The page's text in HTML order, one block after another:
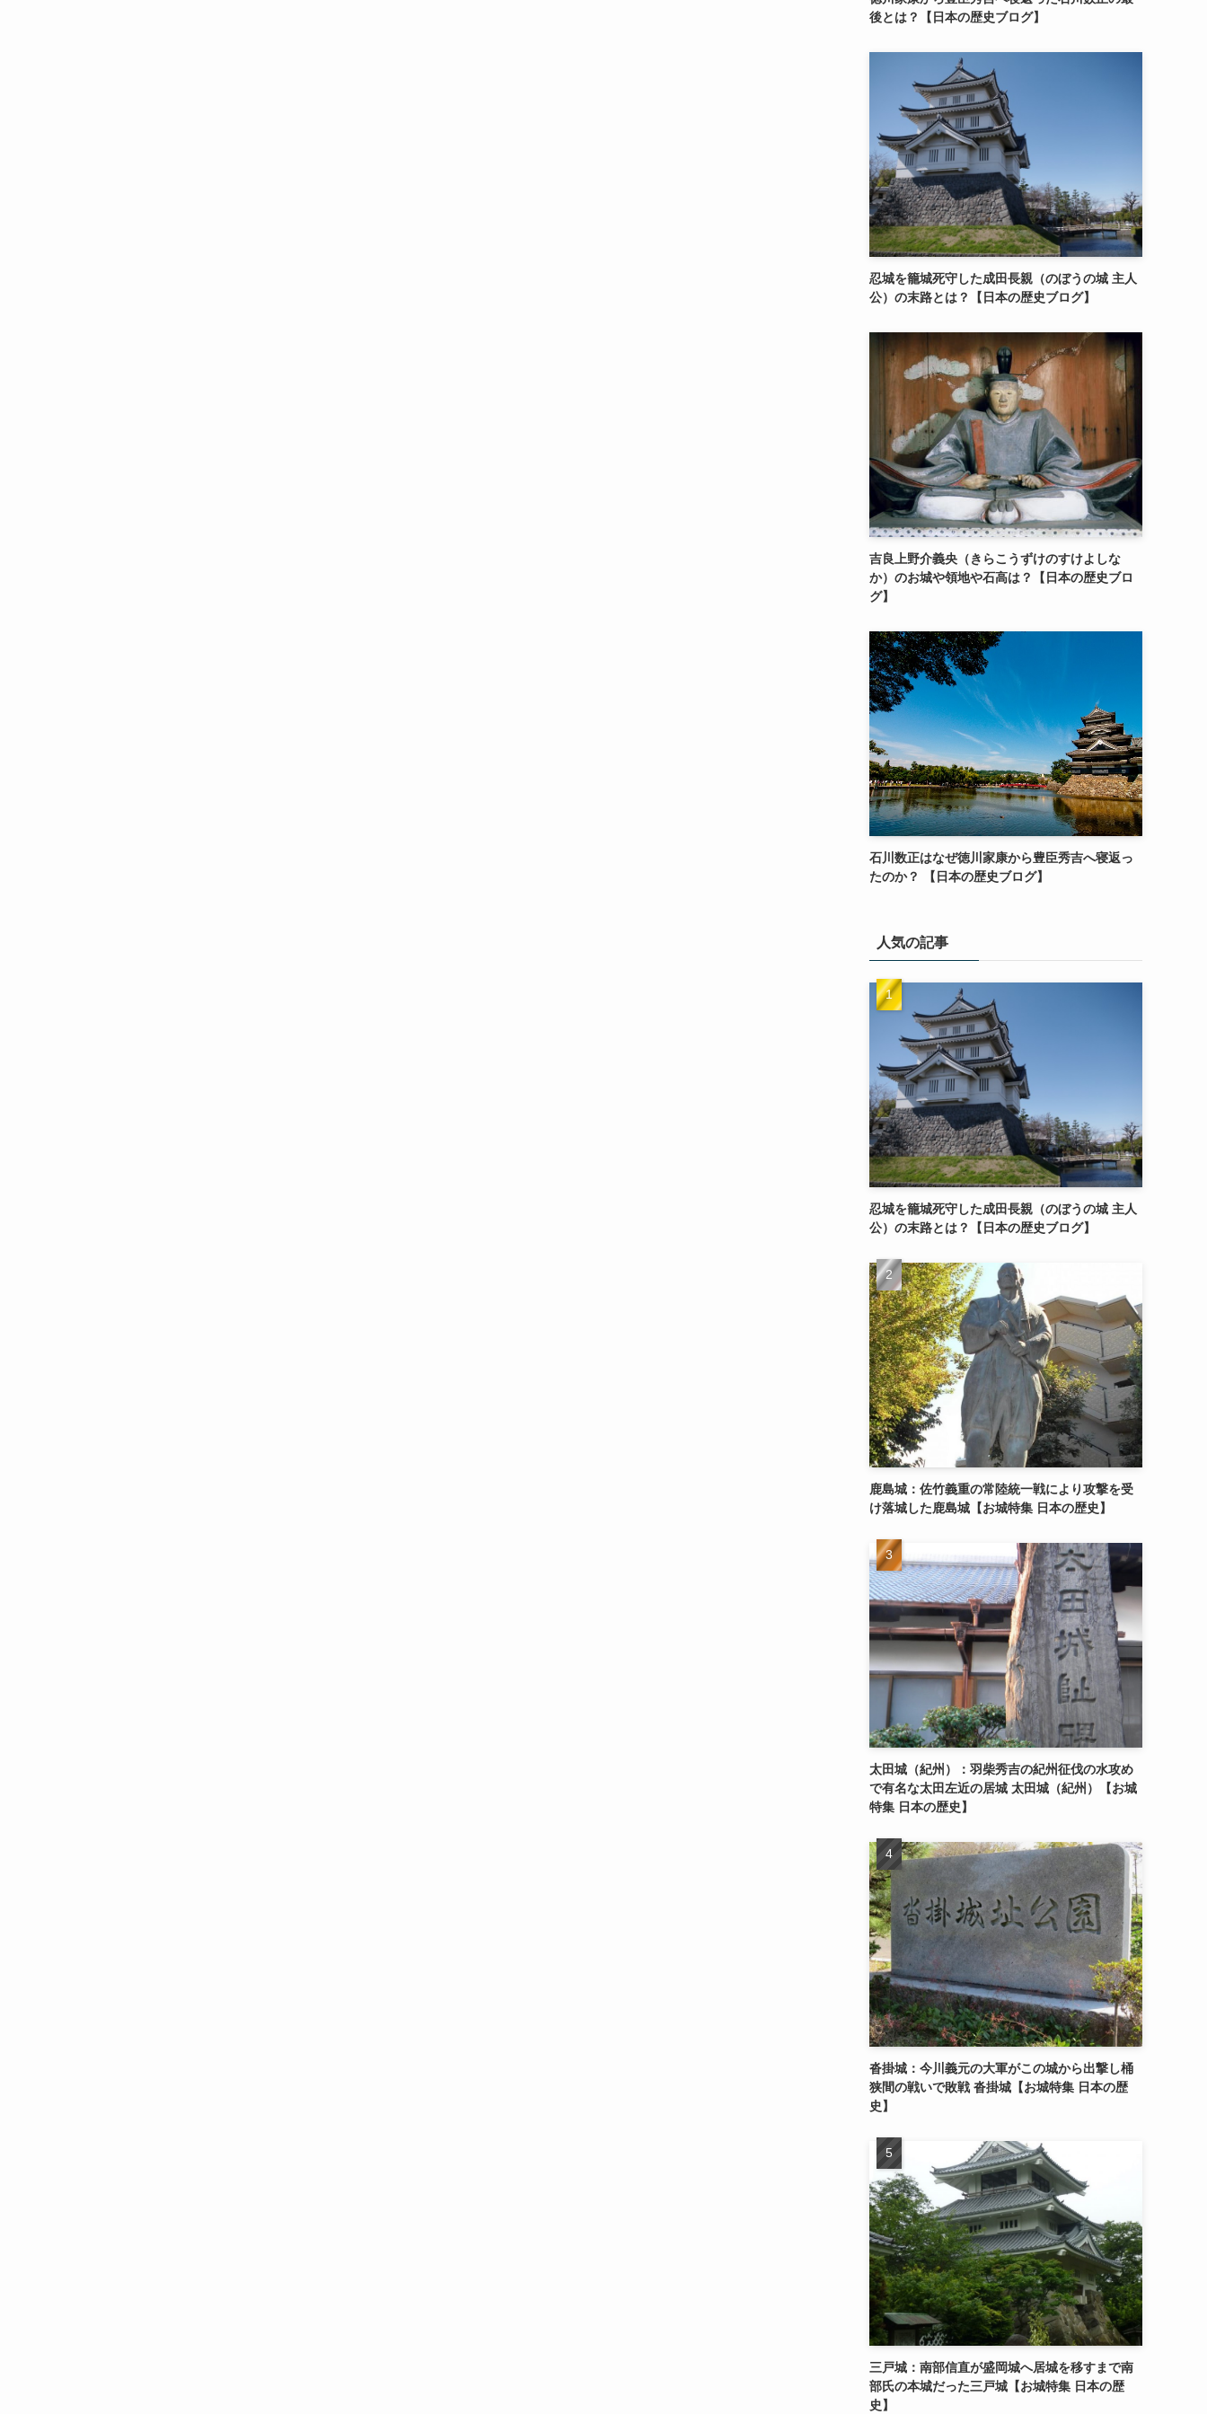
後とは？【日本の歴史ブログ】
忍城を籠城死守した成田長親（のぼうの城 主人
公）の末路とは？【日本の歴史ブログ】
吉良上野介義央（きらこうずけのすけよしな
か）のお城や領地や石高は？【日本の歴史ブロ
グ】
石川数正はなぜ徳川家康から豊臣秀吉へ寝返っ
たのか？ 【日本の歴史ブログ】
人気の記事
忍城を籠城死守した成田長親（のぼうの城 主人
公）の末路とは？【日本の歴史ブログ】
鹿島城：佐竹義重の常陸統一戦により攻撃を受
け落城した鹿島城【お城特集 日本の歴史】
太田城（紀州）：羽柴秀吉の紀州征伐の水攻め
で有名な太田左近の居城 太田城（紀州）【お城
特集 日本の歴史】
沓掛城：今川義元の大軍がこの城から出撃し桶
狭間の戦いで敗戦 沓掛城【お城特集 日本の歴
史】
三戸城：南部信直が盛岡城へ居城を移すまで南
部氏の本城だった三戸城【お城特集 日本の歴
史】